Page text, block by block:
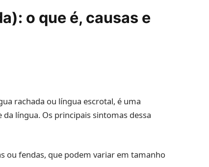
o que é, causas e
rachada ou língua escrotal, é uma
língua. Os principais sintomas dessa
ou fendas, que podem variar em tamanho